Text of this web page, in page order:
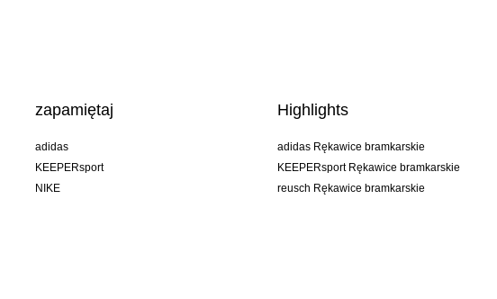
zapamiętaj
adidas
KEEPERsport
NIKE
Highlights
adidas Rękawice bramkarskie
KEEPERsport Rękawice bramkarskie
reusch Rękawice bramkarskie